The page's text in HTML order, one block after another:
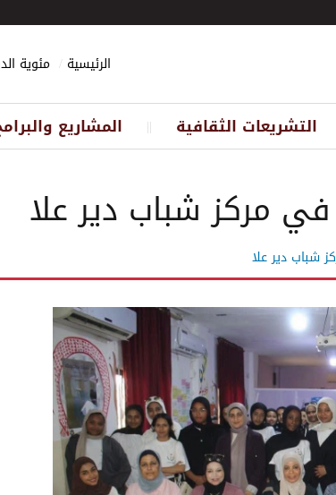
الرئيسية مئوية
التشريعات الثقافية || المشاريع
في مركز شباب دير علا
شباب دير علا